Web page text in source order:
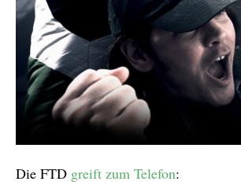
Die FTD greift zum Telefon: